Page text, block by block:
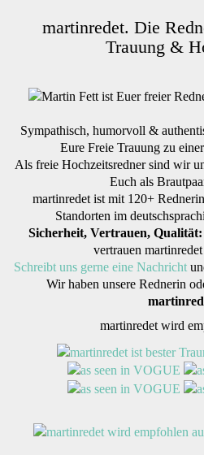
martinredet. Die
Trauung &
Sympathisch, humorvoll &
Eure Freie Trauung zu
Als freie Hochzeitsredner sind wir
Euch als
martinredet ist mit 120+
Standorten im
Sicherheit, Vertrauen, Qualität:
vertrauen
Schreibt uns gerne eine Nachricht
Wir haben unsere Rednerin
martinredet wird